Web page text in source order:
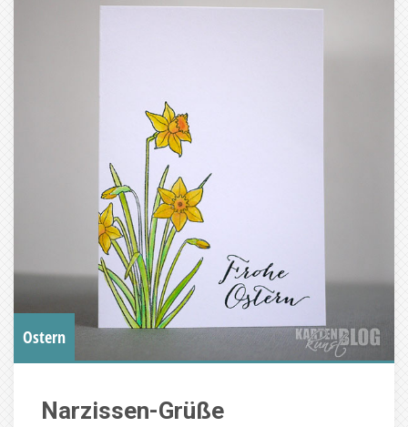
Ostern
Narzissen-Grüße